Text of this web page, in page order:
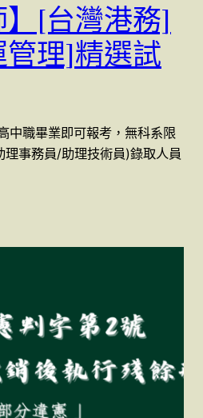
】[台灣港務]
理]精選試
中職畢業即可報考，無科系限
事務員/助理技術員)錄取人員